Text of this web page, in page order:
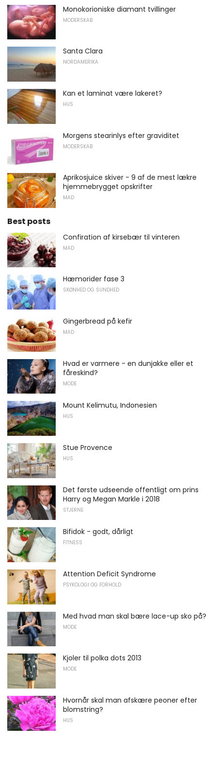
Monokorioniske diamant tvillinger
MODERSKAB
Santa Clara
NORDAMERIKA
Kan et laminat være lakeret?
HUS
Morgens stearinlys efter graviditet
MODERSKAB
Aprikosjuice skiver - 9 af de mest lækre
hjemmebrygget opskrifter
MAD
Best posts
Confiration af kirsebær til vinteren
MAD
Hæmorider fase 3
SKØNHED OG SUNDHED
Gingerbread på kefir
MAD
Hvad er varmere - en dunjakke eller et
fåreskind?
MODE
Mount Kelimutu, Indonesien
HUS
Stue Provence
HUS
Det første udseende offentligt om prins
Harry og Megan Markle i 2018
STJERNE
Bifidok - godt, dårligt
FITNESS
Attention Deficit Syndrome
PSYKOLOGI OG FORHOLD
Med hvad man skal bære lace-up sko på?
MODE
Kjoler til polka dots 2013
MODE
Hvornår skal man afskære peoner efter
blomstring?
HUS